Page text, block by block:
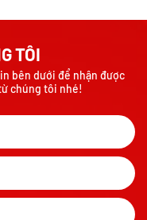
TÔI
bên dưới để nhận được
chúng tôi nhé!